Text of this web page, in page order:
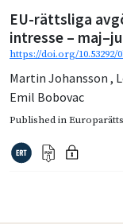
EU-rättsliga
intresse –
https://doi.org/10.53292/
Martin Johansson ,
Emil Bobovac
Published in